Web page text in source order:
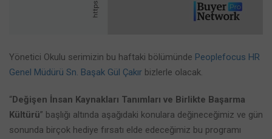
Yönetici Okulu serimizin bu haftaki bölümünde Peoplefocus HR
Genel Müdürü Sn. Başak Gül Çakır bizlerle olacak.
“Değişen İnsan Kaynakları Tanımları ve Birlikte Başarma
Kültürü” başlığı altında aşağıdaki konulara değineceğimiz ve gün
sonunda birçok hediye fırsatı elde edeceğimiz bu programı